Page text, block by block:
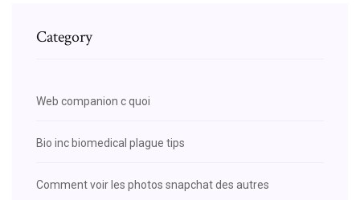
Category
Web companion c quoi
Bio inc biomedical plague tips
Comment voir les photos snapchat des autres